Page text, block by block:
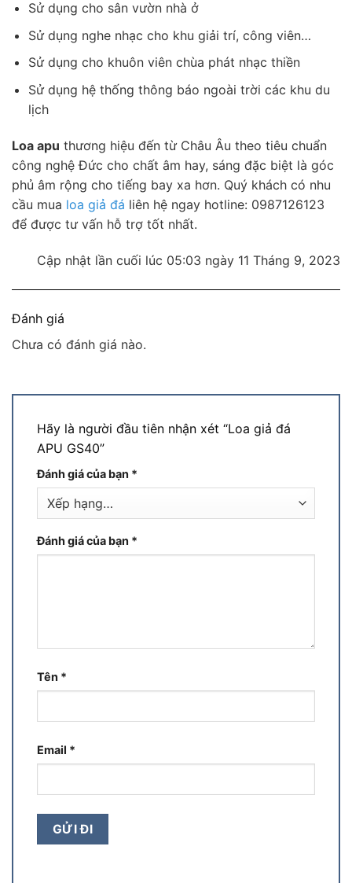
Sử dụng cho sân vườn nhà ở
Sử dụng nghe nhạc cho khu giải trí, công viên…
Sử dụng cho khuôn viên chùa phát nhạc thiền
Sử dụng hệ thống thông báo ngoài trời các khu du
lịch
Loa apu thương hiệu đến từ Châu Âu theo tiêu chuẩn
công nghệ Đức cho chất âm hay, sáng đặc biệt là góc
phủ âm rộng cho tiếng bay xa hơn. Quý khách có nhu
cầu mua loa giả đá liên hệ ngay hotline: 0987126123
để được tư vấn hỗ trợ tốt nhất.
Cập nhật lần cuối lúc 05:03 ngày 11 Tháng 9, 2023
Đánh giá
Chưa có đánh giá nào.
Hãy là người đầu tiên nhận xét “Loa giả đá
APU GS40”
Đánh giá của bạn *
Đánh giá của bạn *
Tên *
Email *